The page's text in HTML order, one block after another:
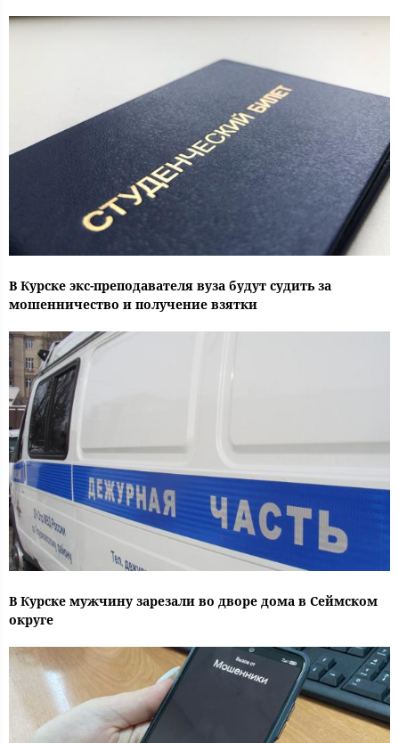
В Курске экс-преподавателя вуза будут судить за
мошенничество и получение взятки
В Курске мужчину зарезали во дворе дома в Сеймском
округе